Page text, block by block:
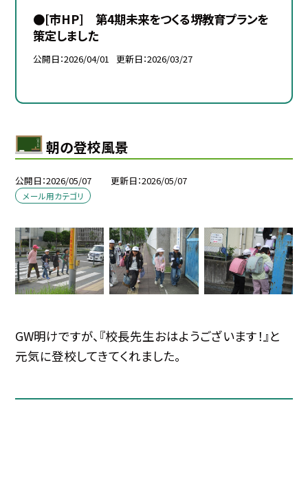
●[市HP] 第4期未来をつくる堺教育プランを
策定しました
公開日 2026/04/01 更新日 2026/03/27
朝の登校風景
公開日 2026/05/07 更新日 2026/05/07
メール用カテゴリ
GW明けですが、『校長先生おはようございます！』と
元気に登校してきてくれました。